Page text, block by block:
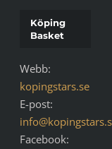
Köping
Basket
Webb:
kopingstars.se
E-post:
Facebook: